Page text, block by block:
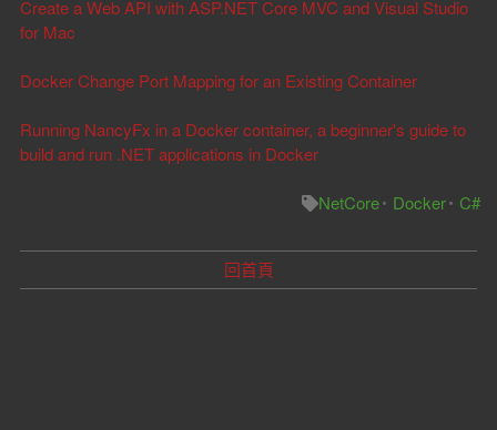
Create a Web API with ASP.NET Core MVC and Visual Studio
for Mac
Docker Change Port Mapping for an Existing Container
Running NancyFx in a Docker container, a beginner's guide to
build and run .NET applications in Docker
NetCore Docker C#
回首頁